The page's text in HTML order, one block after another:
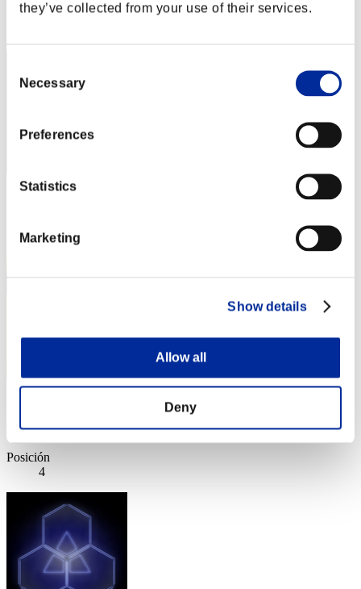
they’ve collected from your use of their services.
Selection
Necessary
Preferences
Statistics
Marketing
Show details
Allow all
Deny
Posición
Puntos: -
3
Puntos:Lv:1/04'58"64
Posición
4